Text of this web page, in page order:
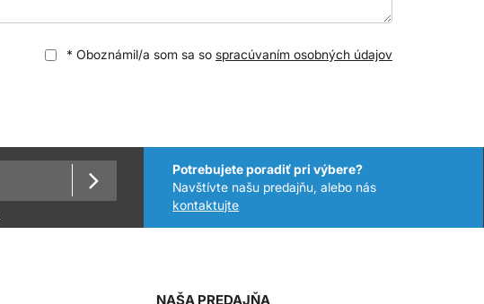
* Oboznámil/a som sa so spracúvaním osobných údajov
Potrebujete poradiť pri výbere?
Navštívte našu predajňu, alebo nás
kontaktujte
NAŠA PREDAJŇA